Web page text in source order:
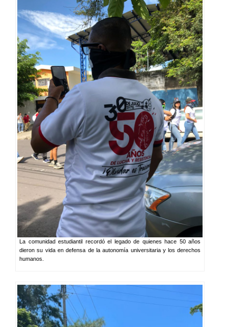
La comunidad estudiantil recordó el legado de quienes hace 50 años
dieron su vida en defensa de la autonomía universitaria y los derechos
humanos.